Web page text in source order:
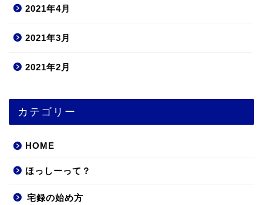
2021年4月
2021年3月
2021年2月
カテゴリー
HOME
ほっしーって？
宅録の始め方